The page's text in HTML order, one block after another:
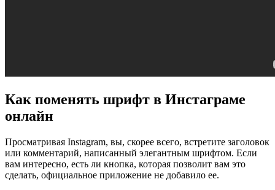
Как поменять шрифт в Инстаграме
онлайн
Просматривая Instagram, вы, скорее всего, встретите заголовок
или комментарий, написанный элегантным шрифтом. Если
вам интересно, есть ли кнопка, которая позволит вам это
сделать, официальное приложение не добавило ее.